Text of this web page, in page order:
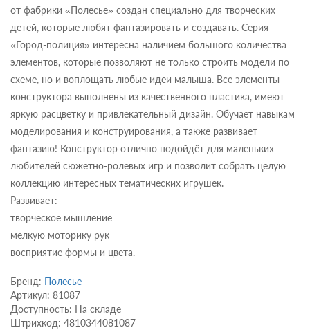
от фабрики «Полесье» создан специально для творческих
детей, которые любят фантазировать и создавать. Серия
«Город-полиция» интересна наличием большого количества
элементов, которые позволяют не только строить модели по
схеме, но и воплощать любые идеи малыша. Все элементы
конструктора выполнены из качественного пластика, имеют
яркую расцветку и привлекательный дизайн. Обучает навыкам
моделирования и конструирования, а также развивает
фантазию! Конструктор отлично подойдёт для маленьких
любителей сюжетно-ролевых игр и позволит собрать целую
коллекцию интересных тематических игрушек.
Развивает:
творческое мышление
мелкую моторику рук
восприятие формы и цвета.
Бренд: Полесье
Артикул: 81087
Доступность: На складе
Штрихкод: 4810344081087